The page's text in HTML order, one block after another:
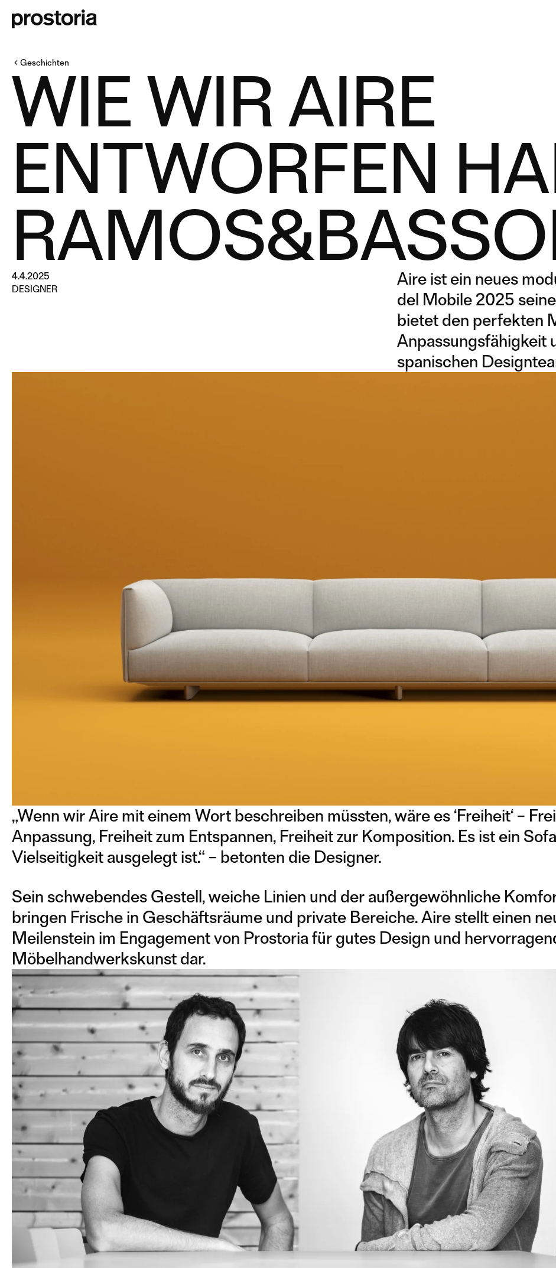
Geschichten
WIE WIR AIRE
ENTWORFEN
4.4.2025
DESIGNER
Aire ist ein neues
del Mobile 2025
bietet den perfekten
Anpassungsfähigkeit
spanischen
„Wenn wir Aire mit einem Wort beschreiben müssten, wäre es ‘Freiheit‘ –
Anpassung, Freiheit zum Entspannen, Freiheit zur Komposition. Es ist ein
Vielseitigkeit ausgelegt ist.“ – betonten die Designer.
Sein schwebendes Gestell, weiche Linien und der außergewöhnliche
bringen Frische in Geschäftsräume und private Bereiche. Aire stellt einen
Meilenstein im Engagement von Prostoria für gutes Design und
Möbelhandwerkskunst dar.